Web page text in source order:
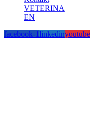
VETERINA
EN
facebook-1linkedinyoutube